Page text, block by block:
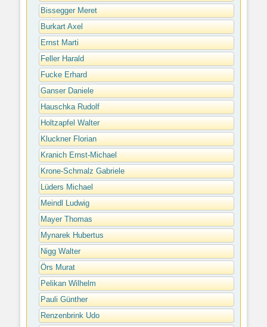
Bissegger Meret
Burkart Axel
Ernst Marti
Feller Harald
Fucke Erhard
Ganser Daniele
Hauschka Rudolf
Holtzapfel Walter
Kluckner Florian
Kranich Ernst-Michael
Krone-Schmalz Gabriele
Lüders Michael
Meindl Ludwig
Mayer Thomas
Mynarek Hubertus
Nigg Walter
Örs Murat
Pelikan Wilhelm
Pauli Günther
Renzenbrink Udo